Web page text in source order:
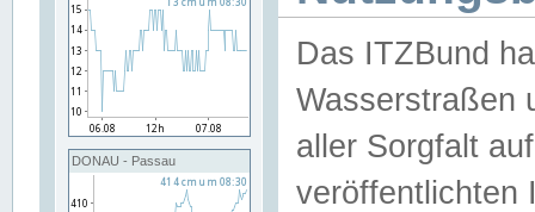
DONAU - Passau
Das ITZBund
Wasserstraßen
aller Sorgfalt
veröffentlichten